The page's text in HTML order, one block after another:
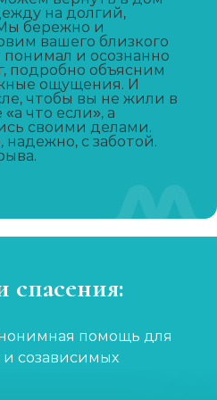
Записаться
А-ПВП
Записаться
мефедрона
Записаться
на долгий,
бережно и
вашего близкого
понимал и осознанно
подробно объясним
ощущения. И
чтобы вы не жили в
что если», а
своими делами.
с заботой.
спасения:
помощь для
созависимых